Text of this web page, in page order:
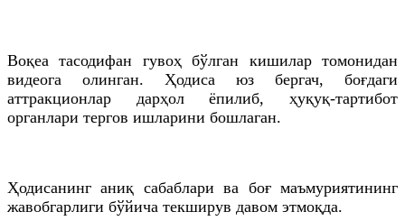
Воқеа тасодифан гувоҳ бўлган кишилар томонидан
видеога олинган. Ҳодиса юз бергач, боғдаги
аттракционлар дарҳол ёпилиб, ҳуқуқ-тартибот
органлари тергов ишларини бошлаган.
Ҳодисанинг аниқ сабаблари ва боғ маъмуриятининг
жавобгарлиги бўйича текширув давом этмоқда.